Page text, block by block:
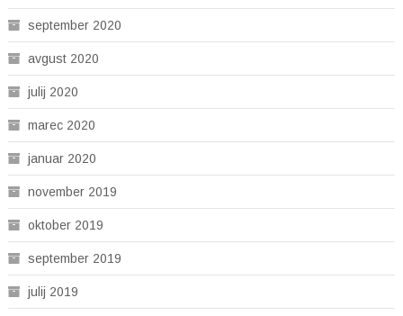
september 2020
avgust 2020
julij 2020
marec 2020
januar 2020
november 2019
oktober 2019
september 2019
julij 2019